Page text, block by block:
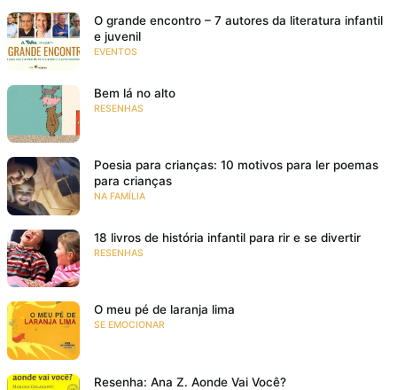
O grande encontro – 7 autores da literatura infantil
e juvenil
EVENTOS
Bem lá no alto
RESENHAS
Poesia para crianças: 10 motivos para ler poemas
para crianças
NA FAMÍLIA
18 livros de história infantil para rir e se divertir
RESENHAS
O meu pé de laranja lima
SE EMOCIONAR
Resenha: Ana Z. Aonde Vai Você?